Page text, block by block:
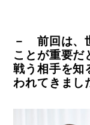
－ 前回は、
ことが重要だ
戦う相手を知
われてきまし